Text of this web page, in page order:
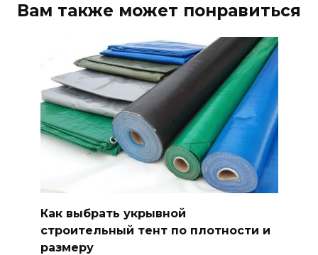
Вам также может понравиться
Как выбрать укрывной
строительный тент по плотности и
размеру